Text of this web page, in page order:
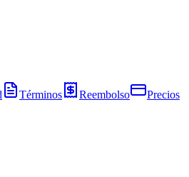
Términos Reembolso
Precios